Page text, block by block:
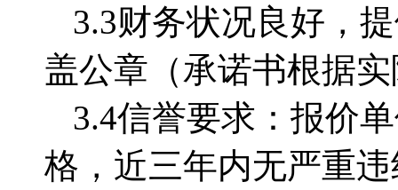
3.3财务状况良好，
盖公章（承诺书根据
3.4信誉要求：报价
格，近三年内无严重